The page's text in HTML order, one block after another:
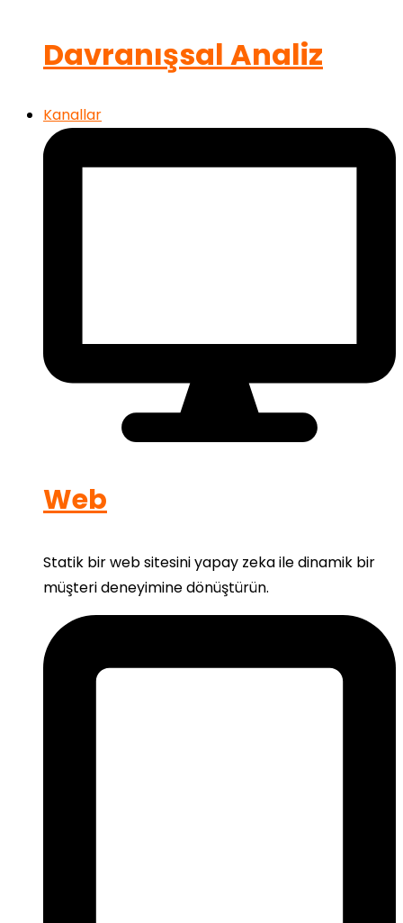
Davranışsal Analiz
Kanallar
Web
Statik bir web sitesini yapay zeka ile dinamik bir
müşteri deneyimine dönüştürün.